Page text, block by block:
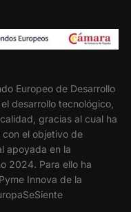
Europeo de Desarrollo
desarrollo tecnológico,
gracias al cual ha
con el objetivo de
apoyada en la
2024. Para ello ha
Innova de la